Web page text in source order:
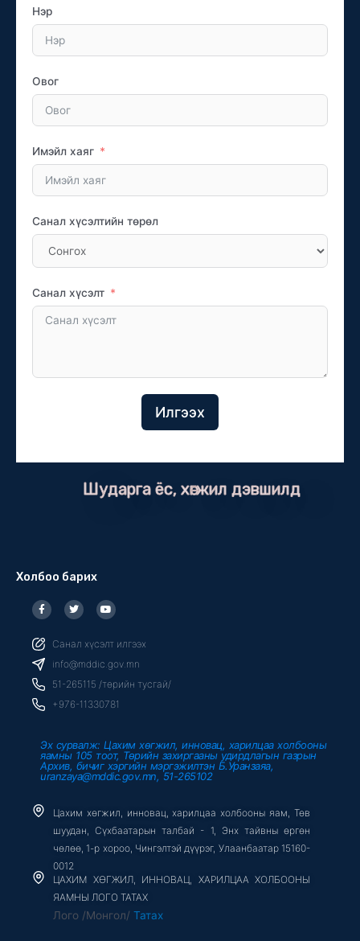
Нэр
Овог
Имэйл хаяг
Санал хүсэлтийн төрөл
Санал хүсэлт
Илгээх
Шударга ёс, хөгжил дэвшилд
Холбоо барих
F
a
c
b
o
o
k
f
T
w
i
t
r
Y
o
u
u
e
Санал хүсэлт илгээх
info@mddic.gov.mn
51-265115 /төрийн тусгай/
+976-11330781
Эх сурвалж: Цахим хөгжил, инновац, харилцаа холбооны
яамны 105 тоот, Төрийн захиргааны удирдлагын газрын
Архив, бичиг хэргийн мэргэжилтэн Б.Уранзаяа,
uranzaya@mddic.gov.mn, 51-265102
Цахим хөгжил, инновац, харилцаа холбооны яам, Төв
шуудан, Сүхбаатарын талбай - 1, Энх тайвны өргөн
чөлөө, 1-р хороо, Чингэлтэй дүүрэг, Улаанбаатар 15160-
0012
ЦАХИМ ХӨГЖИЛ, ИННОВАЦ, ХАРИЛЦАА ХОЛБООНЫ
ЯАМНЫ ЛОГО ТАТАХ
Лого /Монгол/ Татах